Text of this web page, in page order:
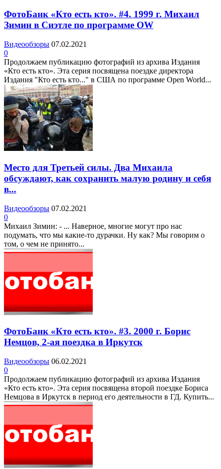
ФотоБанк «Кто есть кто». #4. 1999 г. Михаил
Зимин в Сиэтле по программе OW
Видеообзоры 07.02.2021
0
Продолжаем публикацию фотографий из архива Издания
«Кто есть кто». Эта серия посвящена поездке директора
Издания "Кто есть кто..." в США по программе Open World...
Место для Третьей силы. Два Михаила
обсуждают, как сохранить малую родину и себя
в...
Видеообзоры 07.02.2021
0
Михаил Зимин: - ... Наверное, многие могут про нас
подумать, что мы какие-то дурачки. Ну как? Мы говорим о
том, о чем не принято...
ФотоБанк «Кто есть кто». #3. 2000 г. Борис
Немцов, 2-ая поездка в Иркутск
Видеообзоры 06.02.2021
0
Продолжаем публикацию фотографий из архива Издания
«Кто есть кто». Эта серия посвящена второй поездке Бориса
Немцова в Иркутск в период его деятельности в ГД. Купить...